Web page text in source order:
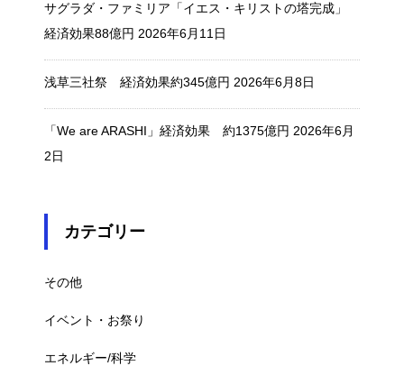
サグラダ・ファミリア「イエス・キリストの塔完成」
経済効果88億円 2026年6月11日
浅草三社祭 経済効果約345億円 2026年6月8日
「We are ARASHI」経済効果 約1375億円 2026年6月
2日
カテゴリー
その他
イベント・お祭り
エネルギー/科学